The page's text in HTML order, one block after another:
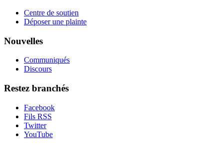
Centre de soutien
Déposer une plainte
Nouvelles
Communiqués
Discours
Restez branchés
Facebook
Fils RSS
Twitter
YouTube